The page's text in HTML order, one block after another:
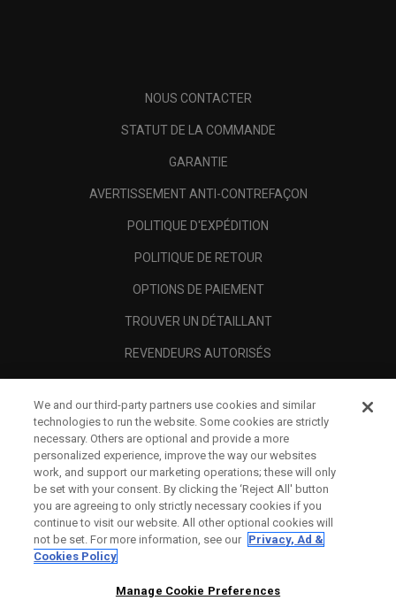
NOUS CONTACTER
STATUT DE LA COMMANDE
GARANTIE
AVERTISSEMENT ANTI-CONTREFAÇON
POLITIQUE D'EXPÉDITION
POLITIQUE DE RETOUR
OPTIONS DE PAIEMENT
TROUVER UN DÉTAILLANT
REVENDEURS AUTORISÉS
A PROPOS
MENTIONS LÉGALES
We and our third-party partners use cookies and similar
technologies to run the website. Some cookies are strictly
necessary. Others are optional and provide a more
personalized experience, improve the way our websites
work, and support our marketing operations; these will only
be set with your consent. By clicking the ‘Reject All' button
you are agreeing to only strictly necessary cookies if you
continue to visit our website. All other optional cookies will
not be set. For more information, see our Privacy, Ad &
Cookies Policy
Manage Cookie Preferences